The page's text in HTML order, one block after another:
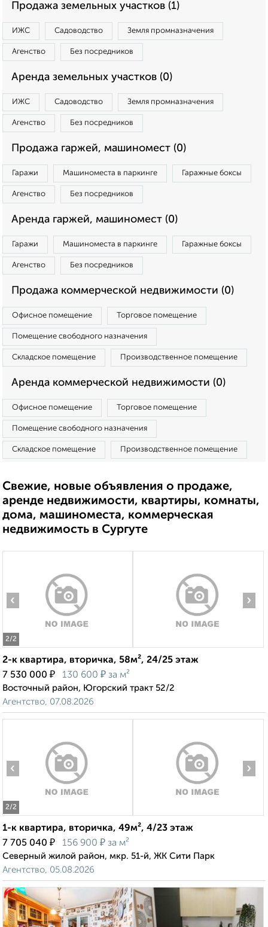
Продажа земельных участков (1)
ИЖС Садоводство Земля промназначения
Агенство Без посредников
Аренда земельных участков (0)
ИЖС Садоводство Земля промназначения
Агенство Без посредников
Продажа гаржей, машиномест (0)
Гаражи Машиноместа в паркинге Гаражные боксы
Агенство Без посредников
Аренда гаржей, машиномест (0)
Гаражи Машиноместа в паркинге Гаражные боксы
Агенство Без посредников
Продажа коммерческой недвижимости (0)
Офисное помещение Торговое помещение
Помещение свободного назначения
Складское помещение Производственное помещение
Аренда коммерческой недвижимости (0)
Офисное помещение Торговое помещение
Помещение свободного назначения
Складское помещение Производственное помещение
Свежие, новые объявления о продаже,
аренде недвижимости, квартиры, комнаты,
дома, машиноместа, коммерческая
недвижимость в Сургуте
2/2
‹ ›
2-к квартира, вторичка, 58м², 24/25 этаж
7 530 000 ₽ 130 600 ₽ за м²
Восточный район, Югорский тракт 52/2
Агентство, 07.08.2026
2/2
‹ ›
1-к квартира, вторичка, 49м², 4/23 этаж
7 705 040 ₽ 156 900 ₽ за м²
Северный жилой район, мкр. 51-й, ЖК Сити Парк
Агентство, 05.08.2026